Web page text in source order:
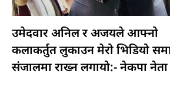
उमेदवार अनिल र अजयले आफ्नो
कलाकर्तुत लुकाउन मेरो भिडियो
संजालमा राख्न लगायो:- नेकपा नेता